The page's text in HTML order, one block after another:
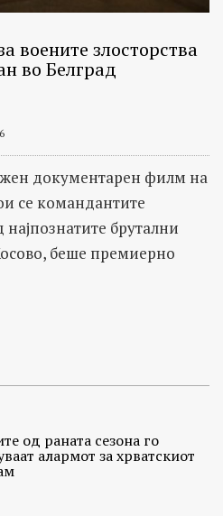
воените злосторства
во Белград
документарен филм на
се командантите
брутални
беше премиерно
од раната сезона го
алармот за хрватскиот